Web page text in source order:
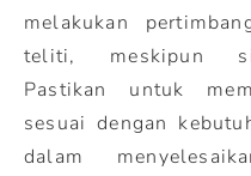
melakukan
teliti, meskipun
Pastikan untuk
sesuai dengan
dalam